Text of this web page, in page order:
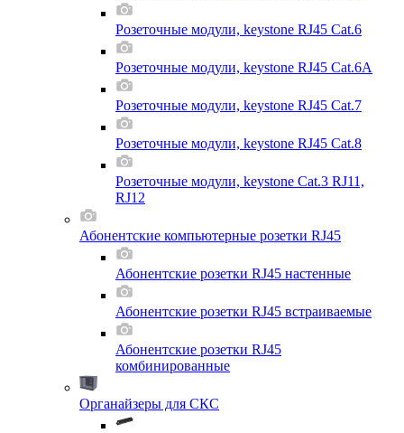
Розеточные модули, keystone RJ45 Cat.6
Розеточные модули, keystone RJ45 Cat.6A
Розеточные модули, keystone RJ45 Cat.7
Розеточные модули, keystone RJ45 Cat.8
Розеточные модули, keystone Cat.3 RJ11,
RJ12
Абонентские компьютерные розетки RJ45
Абонентские розетки RJ45 настенные
Абонентские розетки RJ45 встраиваемые
Абонентские розетки RJ45
комбинированные
Органайзеры для СКС